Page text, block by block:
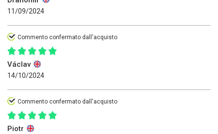
11/09/2024
Commento confermato dall'acquisto
Václav
14/10/2024
Commento confermato dall'acquisto
Piotr